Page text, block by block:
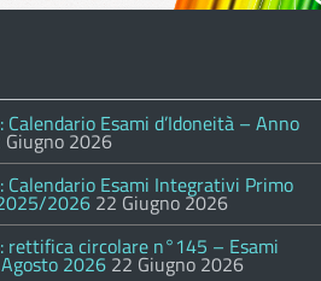
Esami d’Idoneità – Anno
Giugno 2026
Esami Integrativi Primo
2026 22 Giugno 2026
rettifica circolare n°145 – Esami
2026 22 Giugno 2026